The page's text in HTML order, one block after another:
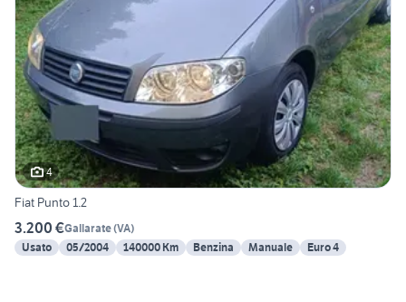
4
Fiat Punto 1.2
3.200 €Gallarate(VA)
Usato
05/2004 140000 Km Benzina Manuale Euro 4